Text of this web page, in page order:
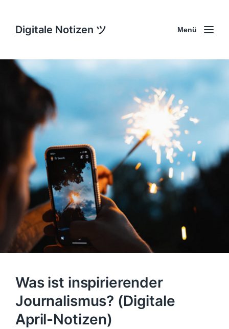
Digitale Notizen ツ Menü
Was ist inspirierender
Journalismus? (Digitale
April-Notizen)